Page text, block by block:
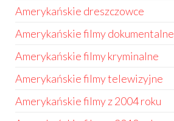
Amerykańskie dreszczowce
Amerykańskie filmy dokumentalne
Amerykańskie filmy kryminalne
Amerykańskie filmy telewizyjne
Amerykańskie filmy z 2004 roku